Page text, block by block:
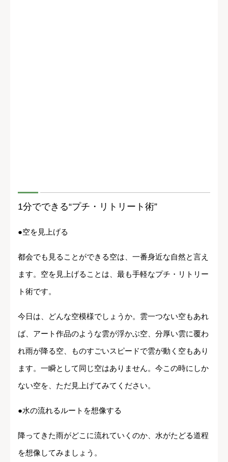
1分でできる“プチ・リトリート術”
●空を見上げる
都会でも見ることができる空は、一番身近な自然と言え
ます。空を見上げることは、最も手軽なプチ・リトリー
ト術です。
今日は、どんな空模様でしょうか。雲一つない空もあれ
ば、アート作品のような雲が浮かぶ空、分厚い雲に覆わ
れ雨が降る空、ものすごいスピードで雲が動く空もあり
ます。一瞬として同じ空はありません。今この時にしか
ない空を、ただ見上げてみてください。
●水の流れるルートを想像する
降ってきた雨がどこに流れていくのか、水がたどる道程
を想像してみましょう。